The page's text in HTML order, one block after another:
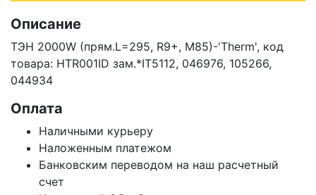
Описание
ТЭН 2000W (прям.L=295, R9+, M85)-'Therm', код
товара: HTR001ID зам.*IT5112, 046976, 105266,
044934
Оплата
Наличными курьеру
Наложенным платежом
Банковским переводом на наш расчетный
счет